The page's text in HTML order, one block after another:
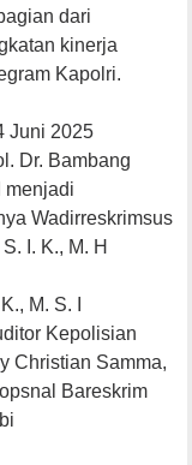
dari
kinerja
Kapolri.
Juni 2025
Dr. Bambang
menjadi
Wadirreskrimsus
I. K., M. H
M. S. I
Kepolisian
Christian Samma,
Bareskrim